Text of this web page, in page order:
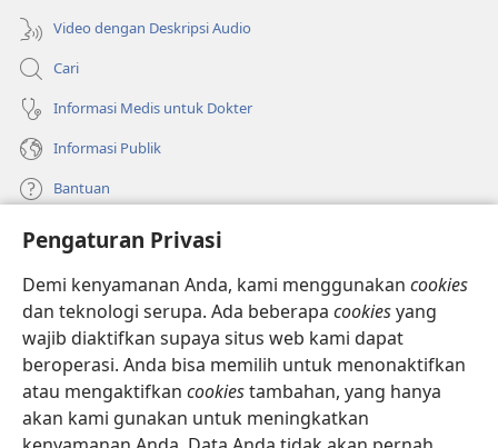
Pengaturan Privasi
Demi kenyamanan Anda, kami menggunakan cookies
dan teknologi serupa. Ada beberapa cookiesyang
wajib diaktifkan supaya situs web kami dapat
beroperasi. Anda bisa memilih untuk menonaktifkan
atau mengaktifkan cookiestambahan, yang hanya
akan kami gunakan untuk meningkatkan
Video dengan Deskripsi Audio
Cari
Informasi Medis untuk Dokter
Informasi Publik
Bantuan
Sumbangan
(terbuka
di
window
baru)
PERPUSTAKAAN ONLINE Menara Pengawal
(terbuka
di
window
(terbuka
di
window
baru)
JW Library ®